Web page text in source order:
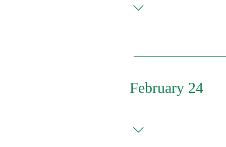
($28.31/hr.) Brine
February 24